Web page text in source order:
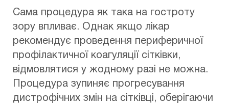
Сама процедура як така на гостроту
зору впливає. Однак якщо лікар
рекомендує проведення периферичної
профілактичної коагуляції сітківки,
відмовлятися у жодному разі не можна.
Процедура зупиняє прогресування
дистрофічних змін на сітківці, оберігаючи